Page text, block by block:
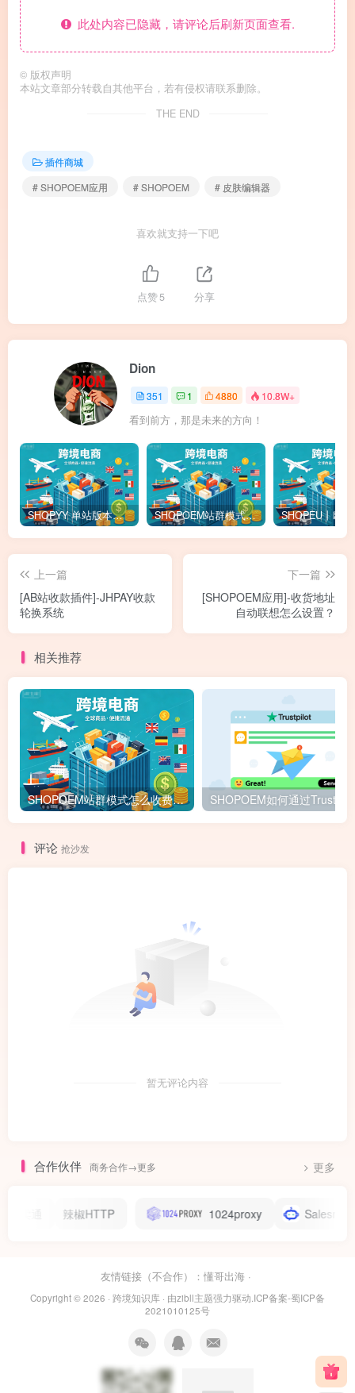
此处内容已隐藏，请评论后刷新页面查看.
© 版权声明
本站文章部分转载自其他平台，若有侵权请联系删除。
THE END
插件商城
# SHOPOEM应用
# SHOPOEM # 皮肤编辑器
喜欢就支持一下吧
点赞5 分享
Dion
351 1 4880 10.8W+
看到前方，那是未来的方向！
SHOPYY 单站版本怎么收费？有免佣金额度吗？一年多少钱？ SHOPOEM站群模式怎么收费？不限品不封店独立站站群，送10个企业版网站！建站全免费！开通找站长
上一篇
[AB站收款插件]-JHPAY收款
轮换系统
下一篇
[SHOPOEM应用]-收货地址
自动联想怎么设置？
相关推荐
SHOPOEM站群模式怎么收费？不限品不封店独立站站群，送10个企业版网站！建站全免费！开通找站长
评论 抢沙发
暂无评论内容
合作伙伴 商务合作→更多 更多
辣椒HTTP 1024proxy Salesmartly
友情链接（不合作）： 懂哥出海 ·
Copyright © 2026 · 跨境知识库 · 由zibll主题强力驱动.ICP备案-蜀ICP备
2021010125号